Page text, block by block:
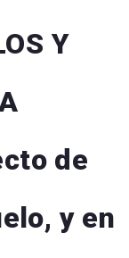
Y
de
y en